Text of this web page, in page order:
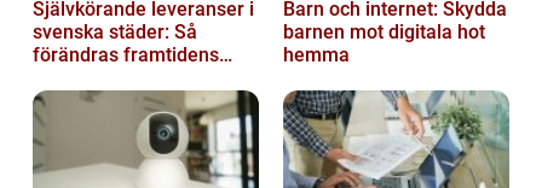
Självkörande leveranser i
svenska städer: Så
förändras framtidens
Barn och internet: Skydda
barnen mot digitala hot
hemma